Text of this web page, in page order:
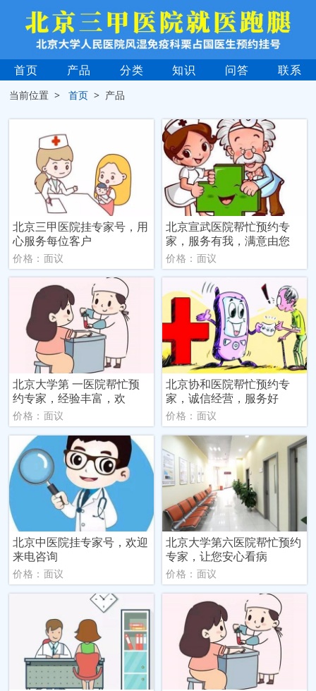
首页 产品 分类 知识 问答 联系
当前位置 >首页 > 产品
北京三甲医院挂专家号，用
心服务每位客户
价格：面议
北京宣武医院帮忙预约专
家，服务有我，满意由您
价格：面议
北京大学第 一医院帮忙预
约专家，经验丰富，欢
价格：面议
北京协和医院帮忙预约专
家，诚信经营，服务好
价格：面议
北京中医院挂专家号，欢迎
来电咨询
价格：面议
北京大学第六医院帮忙预约
专家，让您安心看病
价格：面议